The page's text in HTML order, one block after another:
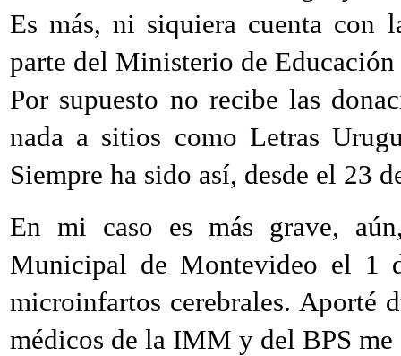
Es más, ni siquiera cuenta con
parte del Ministerio de
Por supuesto no recibe las
nada a sitios como Letras
Siempre ha sido así, desde el 23
En mi caso es más grave,
Municipal de Montevideo el 1
microinfartos cerebrales. Aporté
médicos de la IMM y del BPS